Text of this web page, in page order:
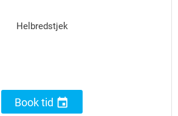
Helbredstjek
Book tid 